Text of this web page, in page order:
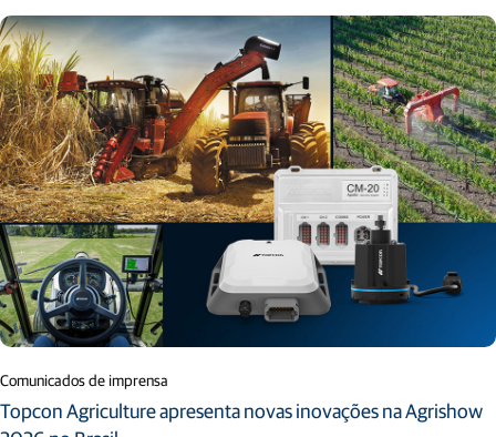
Comunicados de imprensa
Topcon Agriculture apresenta novas inovações na Agrishow